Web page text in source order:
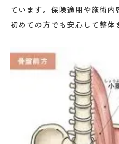
ています。保険適用や施術内
初めての方でも安心して整体